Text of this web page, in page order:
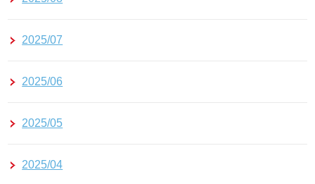
2025/07
2025/06
2025/05
2025/04